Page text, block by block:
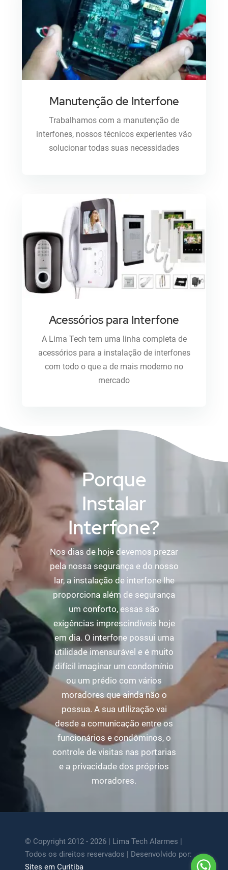
Manutenção de Interfone
Trabalhamos com a manutenção de
interfones, nossos técnicos experientes vão
solucionar todas suas necessidades
Acessórios para Interfone
A Lima Tech tem uma linha completa de
acessórios para a instalação de interfones
com todo o que a de mais moderno no
mercado
Porque
Instalar
Interfone?
Nos dias de hoje devemos prezar
pela nossa segurança e do nosso
lar, a instalação de interfone lhe
proporciona além de segurança
um conforto, essas são
exigências imprescindíveis hoje
em dia. O interfone possui uma
utilidade imensurável e é muito
difícil imaginar um condomínio
ou um prédio com vários
moradores que ainda não o
possua. A sua utilização vai
desde a comunicação entre os
funcionários e condôminos, o
controle de visitas nas portarias
e a privacidade dos próprios
moradores.
© Copyright 2012 - 2026 | Lima Tech Alarmes |
Todos os direitos reservados | Desenvolvido por:
Sites em Curitiba